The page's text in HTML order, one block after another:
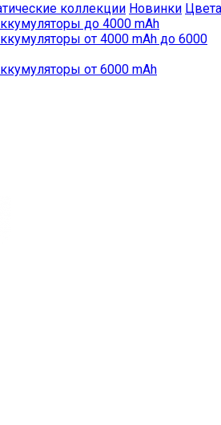
коллекции Новинки Цвета
до 4000 mAh
от 4000 mAh до 6000
от 6000 mAh